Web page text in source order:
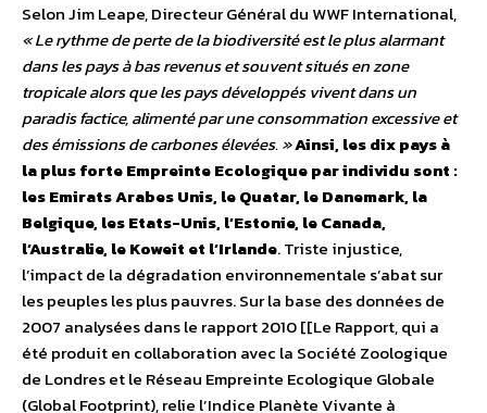
Selon Jim Leape, Directeur Général du WWF International,
« Le rythme de perte de la biodiversité est le plus alarmant
dans les pays à bas revenus et souvent situés en zone
tropicale alors que les pays développés vivent dans un
paradis factice, alimenté par une consommation excessive et
des émissions de carbones élevées. »Ainsi, les dix pays à
la plus forte Empreinte Ecologique par individu sont :
les Emirats Arabes Unis, le Quatar, le Danemark, la
Belgique, les Etats-Unis, l’Estonie, le Canada,
l’Australie, le Koweit et l’Irlande. Triste injustice,
l’impact de la dégradation environnementale s’abat sur
les peuples les plus pauvres. Sur la base des données de
2007 analysées dans le rapport 2010 [[Le Rapport, qui a
été produit en collaboration avec la Société Zoologique
de Londres et le Réseau Empreinte Ecologique Globale
(Global Footprint), relie l’Indice Planète Vivante à